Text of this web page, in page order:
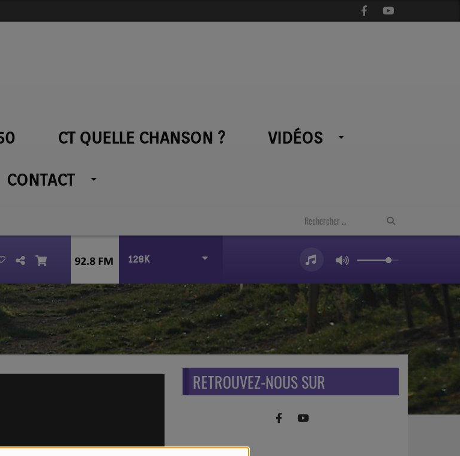
CT QUELLE CHANSON ? VIDÉOS
CONTACT
128K
RETROUVEZ-NOUS SUR